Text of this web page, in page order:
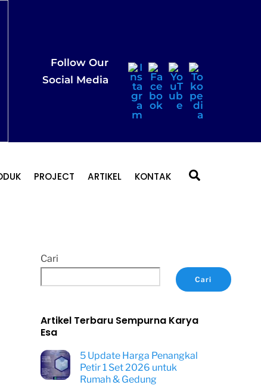
Follow Our
Social Media
PROJECT ARTIKEL KONTAK
Cari
Cari
Artikel Terbaru Sempurna Karya
Esa
5 Update Harga Penangkal
Petir 1 Set 2026 untuk
Rumah & Gedung